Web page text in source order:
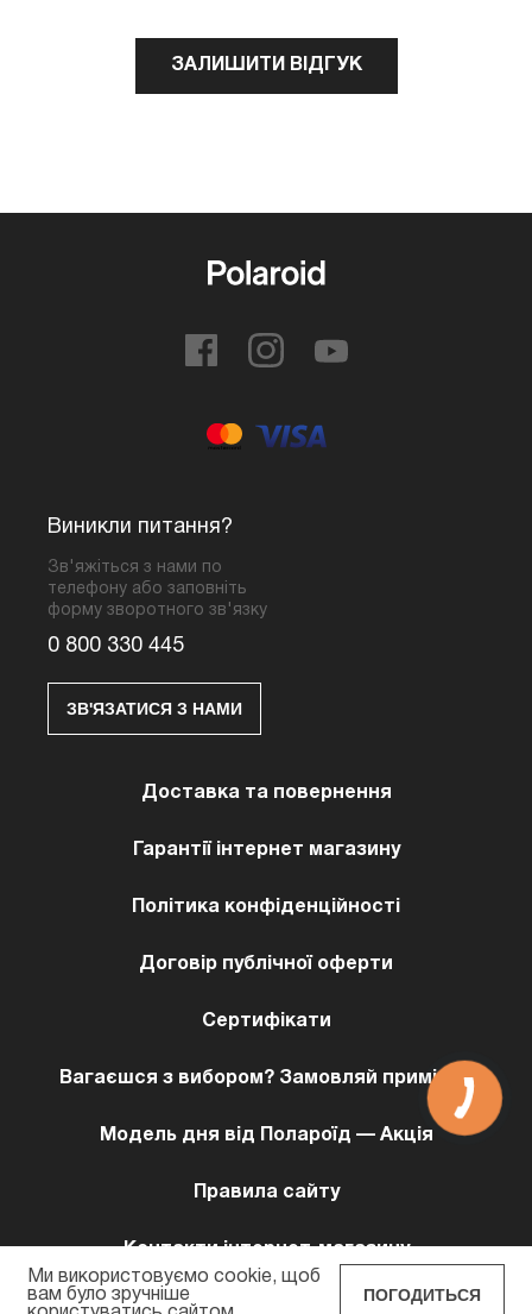
ЗАЛИШИТИ ВІДГУК
Виникли питання?
Зв'яжіться з нами по
телефону або заповніть
форму зворотного зв'язку
0 800 330 445
ЗВ'ЯЗАТИСЯ З НАМИ
Доставка та повернення
Гарантії інтернет магазину
Політика конфіденційності
Договір публічної оферти
Сертифікати
Вагаєшся з вибором? Замовляй примірку!
Модель дня від Полароїд — Акція
Правила сайту
Контакти інтернет-магазину
Ми використовуємо cookie, щоб
вам було зручніше
ПОГОДИТЬСЯ